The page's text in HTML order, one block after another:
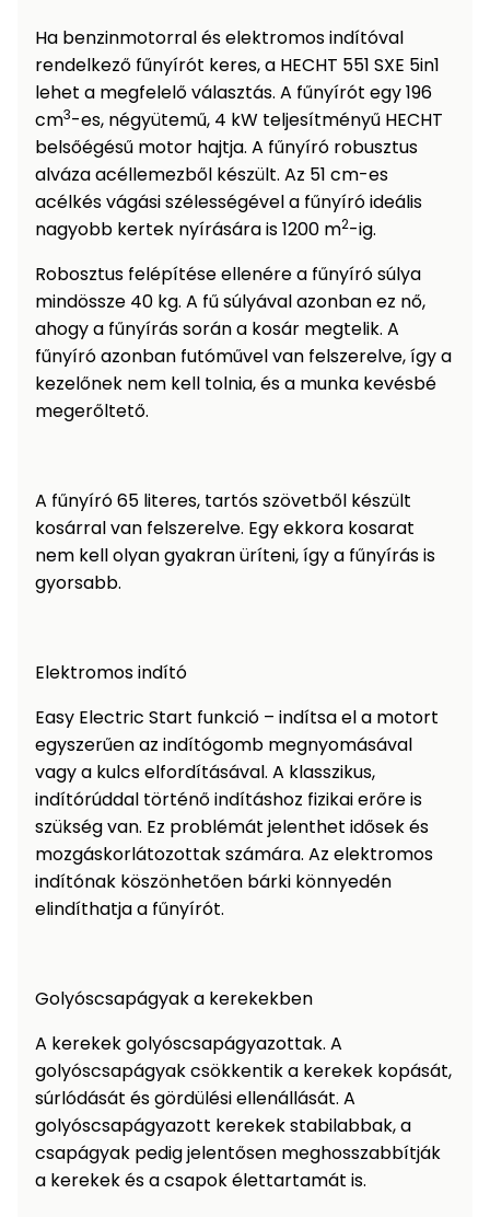
Ha benzinmotorral és elektromos indítóval
rendelkező fűnyírót keres, a HECHT 551 SXE 5in1
lehet a megfelelő választás. A fűnyírót egy 196
cm3-es, négyütemű, 4 kW teljesítményű HECHT
belsőégésű motor hajtja. A fűnyíró robusztus
alváza acéllemezből készült. Az 51 cm-es
acélkés vágási szélességével a fűnyíró ideális
nagyobb kertek nyírására is 1200 m2-ig.
Robosztus felépítése ellenére a fűnyíró súlya
mindössze 40 kg. A fű súlyával azonban ez nő,
ahogy a fűnyírás során a kosár megtelik. A
fűnyíró azonban futóművel van felszerelve, így a
kezelőnek nem kell tolnia, és a munka kevésbé
megerőltető.
A fűnyíró 65 literes, tartós szövetből készült
kosárral van felszerelve. Egy ekkora kosarat
nem kell olyan gyakran üríteni, így a fűnyírás is
gyorsabb.
Elektromos indító
Easy Electric Start funkció – indítsa el a motort
egyszerűen az indítógomb megnyomásával
vagy a kulcs elfordításával. A klasszikus,
indítórúddal történő indításhoz fizikai erőre is
szükség van. Ez problémát jelenthet idősek és
mozgáskorlátozottak számára. Az elektromos
indítónak köszönhetően bárki könnyedén
elindíthatja a fűnyírót.
Golyóscsapágyak a kerekekben
A kerekek golyóscsapágyazottak. A
golyóscsapágyak csökkentik a kerekek kopását,
súrlódását és gördülési ellenállását. A
golyóscsapágyazott kerekek stabilabbak, a
csapágyak pedig jelentősen meghosszabbítják
a kerekek és a csapok élettartamát is.